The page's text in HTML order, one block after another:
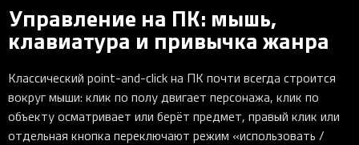
Управление на ПК: мышь,
клавиатура и привычка жанра
Классический point-and-click на ПК почти всегда строится
вокруг мыши: клик по полу двигает персонажа, клик по
объекту осматривает или берёт предмет, правый клик или
отдельная кнопка переключают режим «использовать /